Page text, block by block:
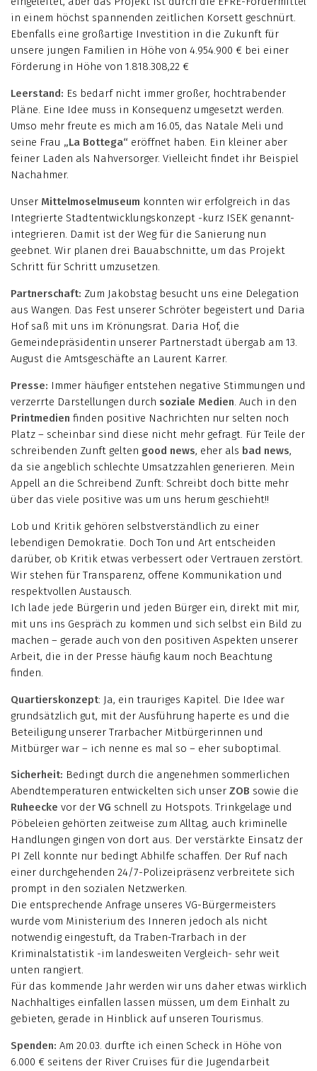
in einem höchst spannenden zeitlichen Korsett geschnürt.
Ebenfalls eine großartige Investition in die Zukunft für
unsere jungen Familien in Höhe von 4.954.900 € bei einer
Förderung in Höhe von 1.818.308,22 €
Leerstand: Es bedarf nicht immer großer, hochtrabender
Pläne. Eine Idee muss in Konsequenz umgesetzt werden.
Umso mehr freute es mich am 16.05, das Natale Meli und
seine Frau „La Bottega“ eröffnet haben. Ein kleiner aber
feiner Laden als Nahversorger. Vielleicht findet ihr Beispiel
Nachahmer.
Unser Mittelmoselmuseum konnten wir erfolgreich in das
Integrierte Stadtentwicklungskonzept -kurz ISEK genannt-
integrieren. Damit ist der Weg für die Sanierung nun
geebnet. Wir planen drei Bauabschnitte, um das Projekt
Schritt für Schritt umzusetzen.
Partnerschaft: Zum Jakobstag besucht uns eine Delegation
aus Wangen. Das Fest unserer Schröter begeistert und Daria
Hof saß mit uns im Krönungsrat. Daria Hof, die
Gemeindepräsidentin unserer Partnerstadt übergab am 13.
August die Amtsgeschäfte an Laurent Karrer.
Presse: Immer häufiger entstehen negative Stimmungen und
verzerrte Darstellungen durch soziale Medien. Auch in den
Printmedien finden positive Nachrichten nur selten noch
Platz – scheinbar sind diese nicht mehr gefragt. Für Teile der
schreibenden Zunft gelten good news, eher als bad news,
da sie angeblich schlechte Umsatzzahlen generieren. Mein
Appell an die Schreibend Zunft: Schreibt doch bitte mehr
über das viele positive was um uns herum geschieht!!
Lob und Kritik gehören selbstverständlich zu einer
lebendigen Demokratie. Doch Ton und Art entscheiden
darüber, ob Kritik etwas verbessert oder Vertrauen zerstört.
Wir stehen für Transparenz, offene Kommunikation und
respektvollen Austausch.
Ich lade jede Bürgerin und jeden Bürger ein, direkt mit mir,
mit uns ins Gespräch zu kommen und sich selbst ein Bild zu
machen – gerade auch von den positiven Aspekten unserer
Arbeit, die in der Presse häufig kaum noch Beachtung
finden.
Quartierskonzept: Ja, ein trauriges Kapitel. Die Idee war
grundsätzlich gut, mit der Ausführung haperte es und die
Beteiligung unserer Trarbacher Mitbürgerinnen und
Mitbürger war – ich nenne es mal so – eher suboptimal.
Sicherheit: Bedingt durch die angenehmen sommerlichen
Abendtemperaturen entwickelten sich unser ZOB sowie die
Ruheecke vor der VG schnell zu Hotspots. Trinkgelage und
Pöbeleien gehörten zeitweise zum Alltag, auch kriminelle
Handlungen gingen von dort aus. Der verstärkte Einsatz der
PI Zell konnte nur bedingt Abhilfe schaffen. Der Ruf nach
einer durchgehenden 24/7-Polizeipräsenz verbreitete sich
prompt in den sozialen Netzwerken.
Die entsprechende Anfrage unseres VG-Bürgermeisters
wurde vom Ministerium des Inneren jedoch als nicht
notwendig eingestuft, da Traben-Trarbach in der
Kriminalstatistik -im landesweiten Vergleich- sehr weit
unten rangiert.
Für das kommende Jahr werden wir uns daher etwas wirklich
Nachhaltiges einfallen lassen müssen, um dem Einhalt zu
gebieten, gerade in Hinblick auf unseren Tourismus.
Spenden: Am 20.03. durfte ich einen Scheck in Höhe von
6.000 € seitens der River Cruises für die Jugendarbeit